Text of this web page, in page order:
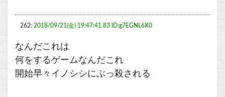
262: 2018/09/21(金) 19:47:41.83 ID:g7EGNL6X0
なんだこれは
何をするゲームなんだこれ
開始早々イノシシにぶっ殺される